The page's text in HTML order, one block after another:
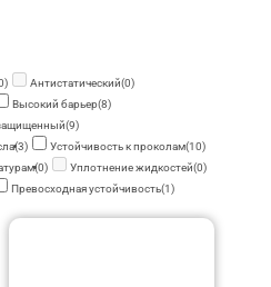
Антистатический(0)
Высокий барьер(8)
(9)
(3) Устойчивость к проколам(10)
(0) Уплотнение жидкостей(0)
Превосходная устойчивость(1)